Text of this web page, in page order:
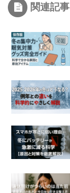
関連記事